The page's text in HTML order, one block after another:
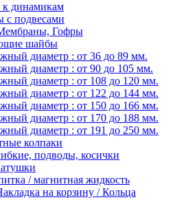
динамикам
с подвесами
Гофры
шайбы
диаметр : от 36 до 89 мм.
диаметр : от 90 до 105 мм.
диаметр : от 108 до 120 мм.
диаметр : от 122 до 144 мм.
диаметр : от 150 до 166 мм.
диаметр : от 170 до 188 мм.
диаметр : от 191 до 250 мм.
колпаки
подводы, косички
/ магнитная жидкость
на корзину / Кольца